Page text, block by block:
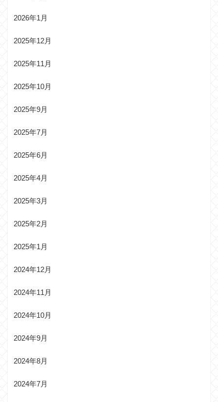
2026年1月
2025年12月
2025年11月
2025年10月
2025年9月
2025年7月
2025年6月
2025年4月
2025年3月
2025年2月
2025年1月
2024年12月
2024年11月
2024年10月
2024年9月
2024年8月
2024年7月